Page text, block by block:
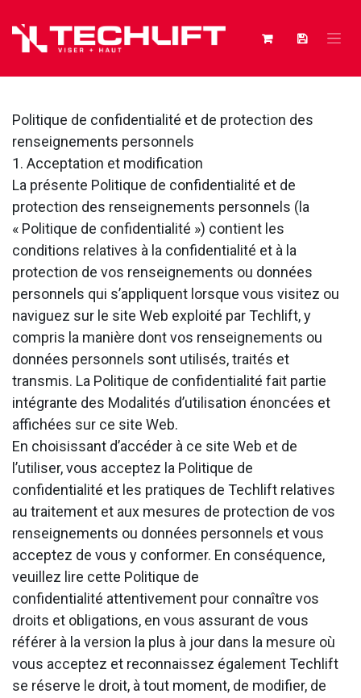
Politique de confidentialité et de protection des
renseignements personnels
1. Acceptation et modification
La présente Politique de confidentialité et de
protection des renseignements personnels (la
« Politique de confidentialité ») contient les
conditions relatives à la confidentialité et à la
protection de vos renseignements ou données
personnels qui s’appliquent lorsque vous visitez ou
naviguez sur le site Web exploité par Techlift, y
compris la manière dont vos renseignements ou
données personnels sont utilisés, traités et
transmis. La Politique de confidentialité fait partie
intégrante des Modalités d’utilisation énoncées et
affichées sur ce site Web.
En choisissant d’accéder à ce site Web et de
l’utiliser, vous acceptez la Politique de
confidentialité et les pratiques de Techlift relatives
au traitement et aux mesures de protection de vos
renseignements ou données personnels et vous
acceptez de vous y conformer. En conséquence,
veuillez lire cette Politique de
confidentialité attentivement pour connaître vos
droits et obligations, en vous assurant de vous
référer à la version la plus à jour dans la mesure où
vous acceptez et reconnaissez également Techlift
se réserve le droit, à tout moment, de modifier, de